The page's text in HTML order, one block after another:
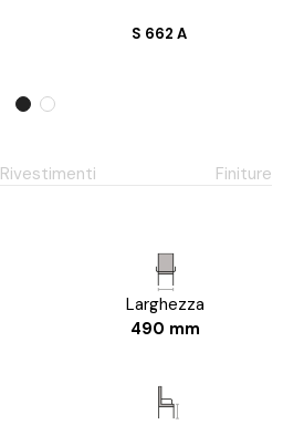
S 662 A
Rivestimenti Finiture
Larghezza
490 mm